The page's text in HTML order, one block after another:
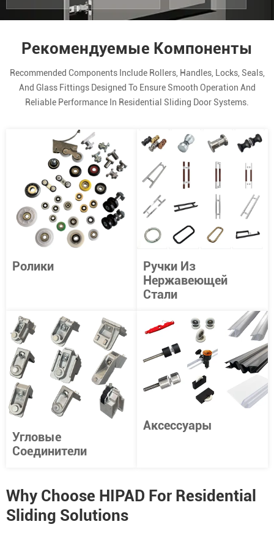
Рекомендуемые Компоненты
Recommended Components Include Rollers, Handles, Locks, Seals,
And Glass Fittings Designed To Ensure Smooth Operation And
Reliable Performance In Residential Sliding Door Systems.
Ролики
Ручки Из
Нержавеющей
Стали
Угловые
Соединители
Аксессуары
Why Choose HIPAD For Residential
Sliding Solutions